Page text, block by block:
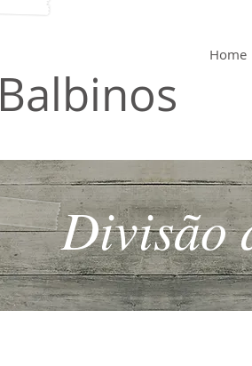
Home
Divisão
Balbinos